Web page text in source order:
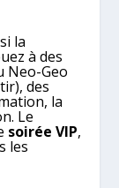
la
à des
Neo-Geo
des
la
Le
soirée VIP,
les